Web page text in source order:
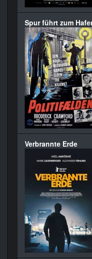
Spur führt zum
Verbrannte Erde